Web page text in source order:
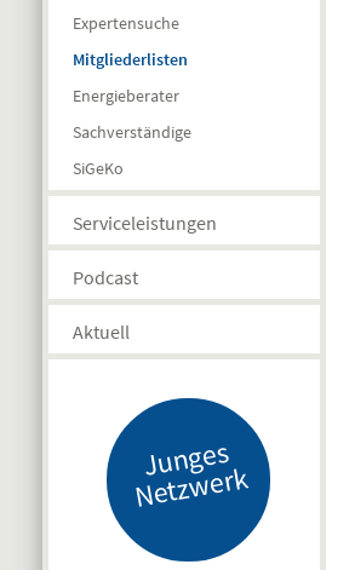
Expertensuche
Mitgliederlisten
Energieberater
Sachverständige
SiGeKo
Serviceleistungen
Podcast
Aktuell
J
u
n
g
es
N
etz
w
er
k